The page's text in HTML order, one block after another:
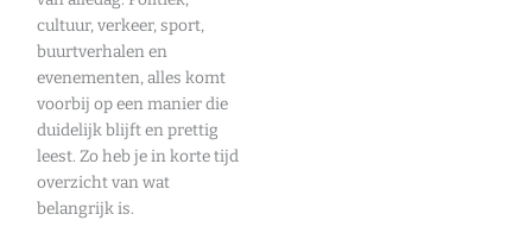
cultuur, verkeer, sport,
buurtverhalen en
evenementen, alles komt
voorbij op een manier die
duidelijk blijft en prettig
leest. Zo heb je in korte tijd
overzicht van wat
belangrijk is.